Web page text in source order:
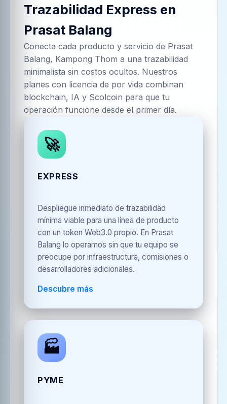
Trazabilidad Express en
Prasat Balang
Conecta cada producto y servicio de Prasat
Balang, Kampong Thom a una trazabilidad
minimalista sin costos ocultos. Nuestros
planes con licencia de por vida combinan
blockchain, IA y Scolcoin para que tu
operación funcione desde el primer día.
🚀
EXPRESS
Despliegue inmediato de trazabilidad
mínima viable para una línea de producto
con un token Web3.0 propio. En Prasat
Balang lo operamos sin que tu equipo se
preocupe por infraestructura, comisiones o
desarrolladores adicionales.
Descubre más
🏭
PYME